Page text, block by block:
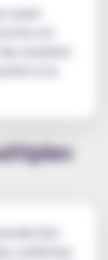
avant
est
conformes